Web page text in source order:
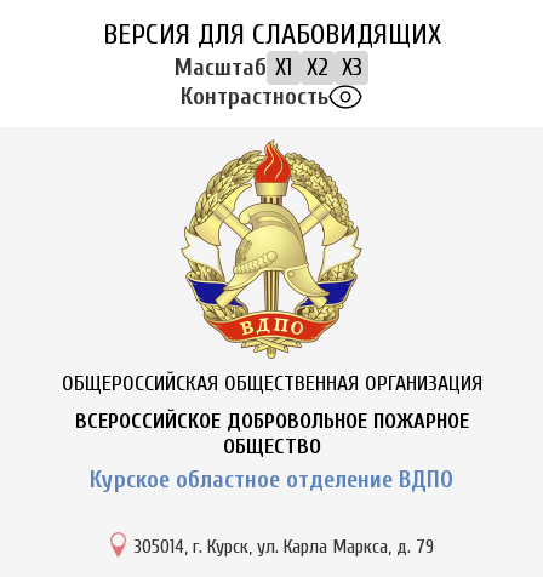
ВЕРСИЯ ДЛЯ СЛАБОВИДЯЩИХ
Масштаб X1 X2 X3
Контрастность
ОБЩЕРОССИЙСКАЯ ОБЩЕСТВЕННАЯ ОРГАНИЗАЦИЯ
ВСЕРОССИЙСКОЕ ДОБРОВОЛЬНОЕ ПОЖАРНОЕ
ОБЩЕСТВО
Курское областное отделение ВДПО
305014, г. Курск, ул. Карла Маркса, д. 79